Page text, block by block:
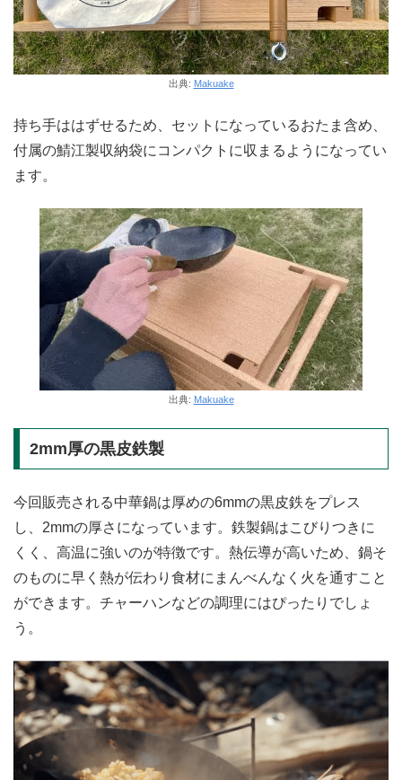
出典: Makuake
持ち手ははずせるため、セットになっているおたま含め、
付属の鯖江製収納袋にコンパクトに収まるようになってい
ます。
出典: Makuake
2mm厚の黒皮鉄製
今回販売される中華鍋は厚めの6mmの黒皮鉄をプレス
し、2mmの厚さになっています。鉄製鍋はこびりつきに
くく、高温に強いのが特徴です。熱伝導が高いため、鍋そ
のものに早く熱が伝わり食材にまんべんなく火を通すこと
ができます。チャーハンなどの調理にはぴったりでしょ
う。